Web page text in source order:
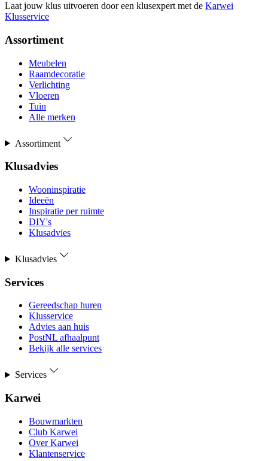
Laat jouw klus uitvoeren door een klusexpert met de Karwei
Klusservice
Assortiment
Meubelen
Raamdecoratie
Verlichting
Vloeren
Tuin
Alle merken
Assortiment
Klusadvies
Wooninspiratie
Ideeën
Inspiratie per ruimte
DIY's
Klusadvies
Klusadvies
Services
Gereedschap huren
Klusservice
Advies aan huis
PostNL afhaalpunt
Bekijk alle services
Services
Karwei
Bouwmarkten
Club Karwei
Over Karwei
Klantenservice